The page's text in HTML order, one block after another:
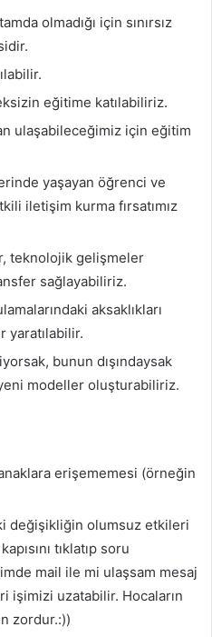
olmadığı için sınırsız
eğitime katılabiliriz.
ulaşabileceğimiz için eğitim
yaşayan öğrenci ve
iletişim kurma fırsatımız
teknolojik gelişmeler
sağlayabiliriz.
aksaklıkları
yaratılabilir.
bunun dışındaysak
modeller oluşturabiliriz.
erişememesi (örneğin
değişikliğin olumsuz etkileri
tıklatıp soru
mail ile mi ulaşsam mesaj
işimizi uzatabilir. Hocaların
zordur.:))